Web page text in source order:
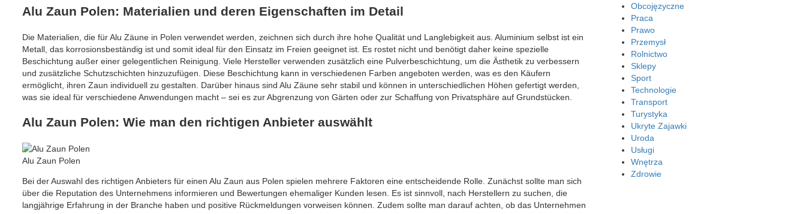
Alu Zaun Polen: Materialien und deren Eigenschaften im Detail
Die Materialien, die für Alu Zäune in Polen verwendet werden, zeichnen sich durch ihre hohe Qualität und Langlebigkeit aus. Aluminium selbst ist ein
Metall, das korrosionsbeständig ist und somit ideal für den Einsatz im Freien geeignet ist. Es rostet nicht und benötigt daher keine spezielle
Beschichtung außer einer gelegentlichen Reinigung. Viele Hersteller verwenden zusätzlich eine Pulverbeschichtung, um die Ästhetik zu verbessern
und zusätzliche Schutzschichten hinzuzufügen. Diese Beschichtung kann in verschiedenen Farben angeboten werden, was es den Käufern
ermöglicht, ihren Zaun individuell zu gestalten. Darüber hinaus sind Alu Zäune sehr stabil und können in unterschiedlichen Höhen gefertigt werden,
was sie ideal für verschiedene Anwendungen macht – sei es zur Abgrenzung von Gärten oder zur Schaffung von Privatsphäre auf Grundstücken.
Alu Zaun Polen: Wie man den richtigen Anbieter auswählt
Alu Zaun Polen
Bei der Auswahl des richtigen Anbieters für einen Alu Zaun aus Polen spielen mehrere Faktoren eine entscheidende Rolle. Zunächst sollte man sich
über die Reputation des Unternehmens informieren und Bewertungen ehemaliger Kunden lesen. Es ist sinnvoll, nach Herstellern zu suchen, die
langjährige Erfahrung in der Branche haben und positive Rückmeldungen vorweisen können. Zudem sollte man darauf achten, ob das Unternehmen
Obcojęzyczne
Praca
Prawo
Przemysł
Rolnictwo
Sklepy
Sport
Technologie
Transport
Turystyka
Ukryte Zajawki
Uroda
Usługi
Wnętrza
Zdrowie